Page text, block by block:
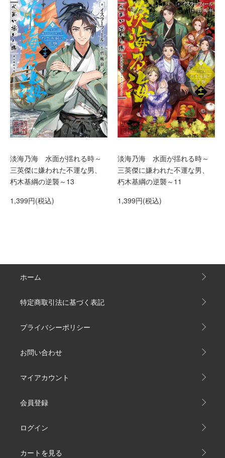
淡海乃海 水面が揺れる時～
三英傑に嫌われた不運な男、
朽木基綱の逆襲～13
1,399円(税込)
淡海乃海 水面が揺れる時～
三英傑に嫌われた不運な男、
朽木基綱の逆襲～11
1,399円(税込)
ホーム
特定商取引法に基づく表記
プライバシーポリシー
お問い合わせ
マイアカウント
会員登録
ログイン
カートを見る